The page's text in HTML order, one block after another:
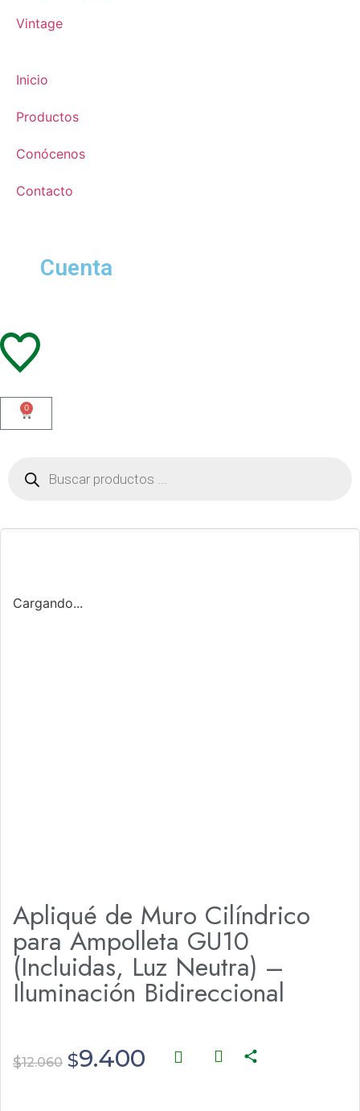
Vintage
Inicio
Productos
Conócenos
Contacto
Cuenta
0
Cargando...
Apliqué de Muro Cilíndrico
para Ampolleta GU10
(Incluidas, Luz Neutra) –
Iluminación Bidireccional
$12.060 $9.400